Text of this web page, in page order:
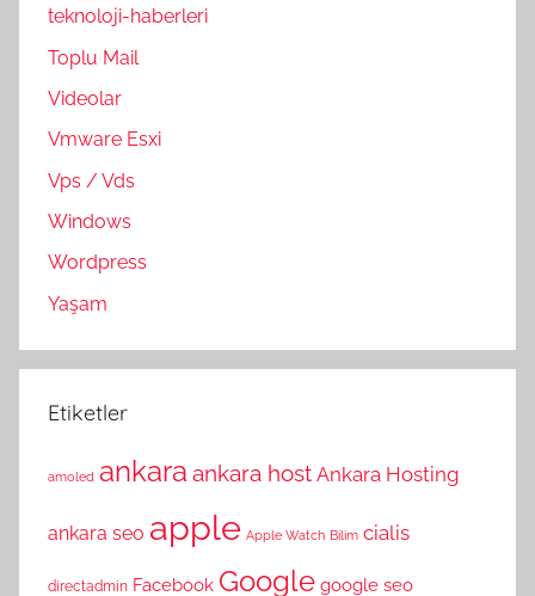
teknoloji-haberleri
Toplu Mail
Videolar
Vmware Esxi
Vps / Vds
Windows
Wordpress
Yaşam
Etiketler
amoled ankara ankara host Ankara Hosting
ankara seo apple Apple Watch Bilim cialis
directadmin Facebook Google google seo